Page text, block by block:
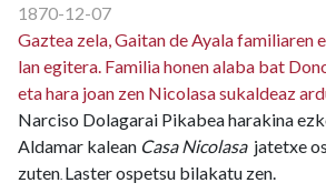
1870-12-07
Gaztea zela, Gaitan de Ayala familiaren
lan egitera. Familia honen alaba bat
eta hara joan zen Nicolasa sukaldeaz
Narciso Dolagarai Pikabea harakina
Aldamar kalean Casa Nicolasa jatetxe
zuten Laster ospetsu bilakatu zen.